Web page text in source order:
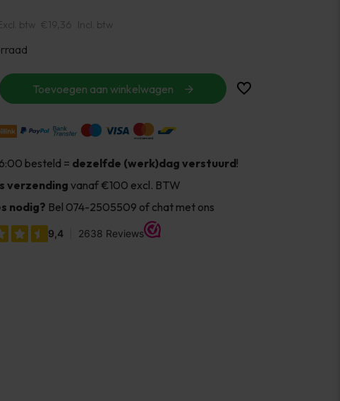
btw €19,36 Incl. btw
Toevoegen aan winkelwagen
besteld = dezelfde (werk)dag verstuurd!
verzendingvanaf €100 excl. BTW
nodig? Bel 074-2505509 of chat met ons